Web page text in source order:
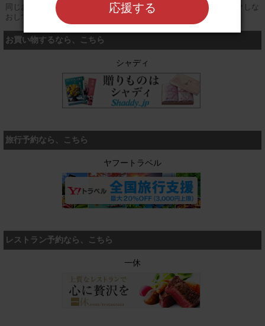
同じお買い物やお申し込みを複数回行う場合は、そのたびにクリックしな
おしてください
お買い物するなら、こちら
シャディ
旅行予約なら、こちら
ヤフートラベル
レストラン予約なら、こちら
一休
応援する